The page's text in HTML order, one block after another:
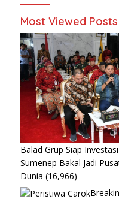
Most Viewed Posts
Balad Grup Siap
Sumenep Bakal Jadi
Dunia (16,966)